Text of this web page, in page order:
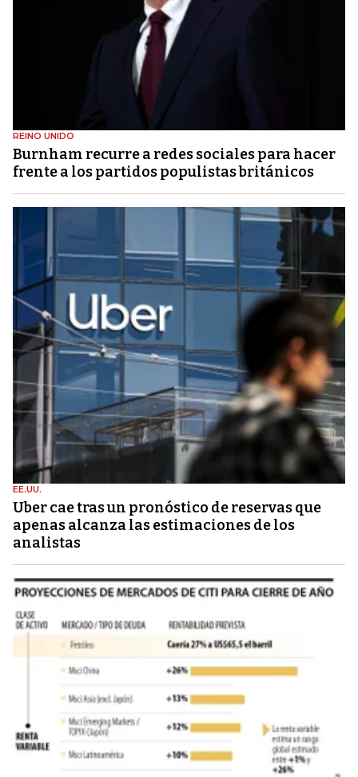
REINO UNIDO
Burnham recurre a redes sociales para hacer
frente a los partidos populistas británicos
EE.UU.
Uber cae tras un pronóstico de reservas que
apenas alcanza las estimaciones de los
analistas